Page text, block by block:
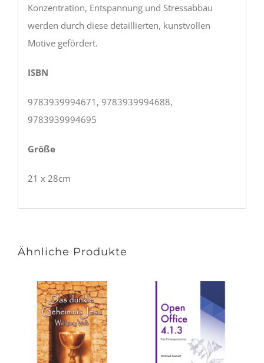
Konzentration, Entspannung und Stressabbau
werden durch diese detaillierten, kunstvollen
Motive gefördert.
ISBN
9783939994671, 9783939994688,
9783939994695
Größe
21 x 28cm
Ähnliche Produkte